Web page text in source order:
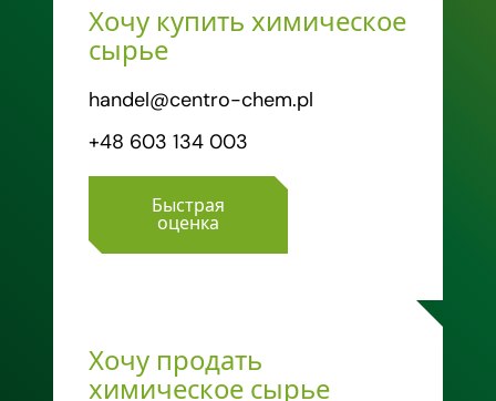
Хочу купить химическое
сырье
handel@centro-chem.pl
+48 603 134 003
Быстрая
оценка
Хочу продать
химическое сырье